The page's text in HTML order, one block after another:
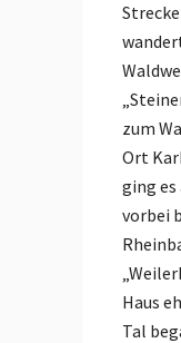
zum
Ort
ging es
vorbei
Haus
Tal